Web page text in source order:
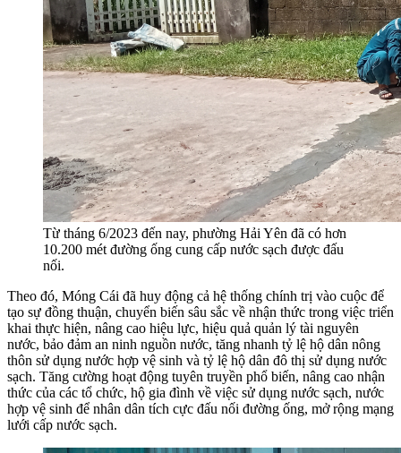
Từ tháng 6/2023 đến nay, phường Hải Yên đã có hơn
10.200 mét đường ống cung cấp nước sạch được đấu
nối.
Theo đó, Móng Cái đã huy động cả hệ thống chính trị vào cuộc để
tạo sự đồng thuận, chuyển biến sâu sắc về nhận thức trong việc triển
khai thực hiện, nâng cao hiệu lực, hiệu quả quản lý tài nguyên
nước, bảo đảm an ninh nguồn nước, tăng nhanh tỷ lệ hộ dân nông
thôn sử dụng nước hợp vệ sinh và tỷ lệ hộ dân đô thị sử dụng nước
sạch. Tăng cường hoạt động tuyên truyền phổ biến, nâng cao nhận
thức của các tổ chức, hộ gia đình về việc sử dụng nước sạch, nước
hợp vệ sinh để nhân dân tích cực đấu nối đường ống, mở rộng mạng
lưới cấp nước sạch.